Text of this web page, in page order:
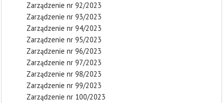
Zarządzenie nr 92/2023
Zarządzenie nr 93/2023
Zarządzenie nr 94/2023
Zarządzenie nr 95/2023
Zarządzenie nr 96/2023
Zarządzenie nr 97/2023
Zarządzenie nr 98/2023
Zarządzenie nr 99/2023
Zarządzenie nr 100/2023